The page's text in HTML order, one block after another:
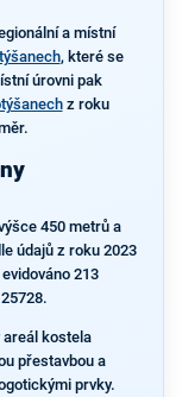
a místní
, které se
úrovni pak
z roku
450 metrů a
údajů z roku 2023
213
areál kostela
přestavbou a
prvky.